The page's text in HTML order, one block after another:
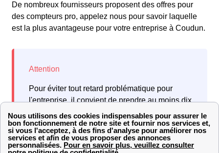
De nombreux fournisseurs proposent des offres pour
des compteurs pro, appelez nous pour savoir laquelle
est la plus avantageuse pour votre entreprise à Coudun.
Pour éviter tout retard problématique pour
l'entreprise, il convient de prendre au moins dix
jours d'avance avant de contacter votre
fournisseur à Coudun.